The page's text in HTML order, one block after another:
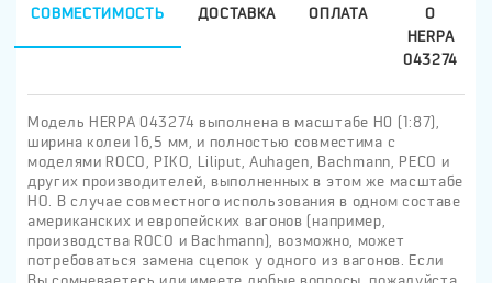
СОВМЕСТИМОСТЬ ДОСТАВКА ОПЛАТА
О
HERPA
043274
Модель HERPA 043274 выполнена в масштабе H0 (1:87),
ширина колеи 16,5 мм, и полностью совместима с
моделями ROCO, PIKO, Liliput, Auhagen, Bachmann, PECO и
других производителей, выполненных в этом же масштабе
HO. В случае совместного использования в одном составе
американских и европейских вагонов (например,
производства ROCO и Bachmann), возможно, может
потребоваться замена сцепок у одного из вагонов. Если
Вы сомневаетесь или имеете любые вопросы, пожалуйста,